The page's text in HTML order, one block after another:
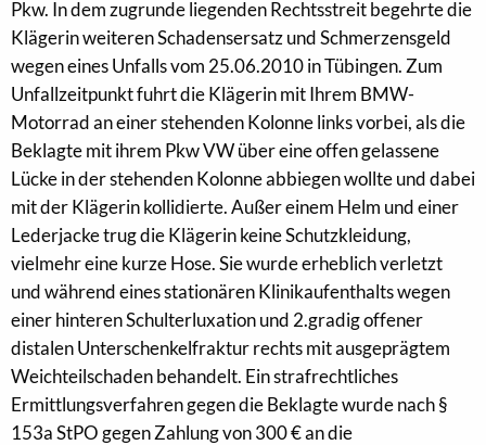
Pkw. In dem zugrunde liegenden Rechtsstreit begehrte die
Klägerin weiteren Schadensersatz und Schmerzensgeld
wegen eines Unfalls vom 25.06.2010 in Tübingen. Zum
Unfallzeitpunkt fuhrt die Klägerin mit Ihrem BMW-
Motorrad an einer stehenden Kolonne links vorbei, als die
Beklagte mit ihrem Pkw VW über eine offen gelassene
Lücke in der stehenden Kolonne abbiegen wollte und dabei
mit der Klägerin kollidierte. Außer einem Helm und einer
Lederjacke trug die Klägerin keine Schutzkleidung,
vielmehr eine kurze Hose. Sie wurde erheblich verletzt
und während eines stationären Klinikaufenthalts wegen
einer hinteren Schulterluxation und 2.gradig offener
distalen Unterschenkelfraktur rechts mit ausgeprägtem
Weichteilschaden behandelt. Ein strafrechtliches
Ermittlungsverfahren gegen die Beklagte wurde nach §
153a StPO gegen Zahlung von 300 € an die